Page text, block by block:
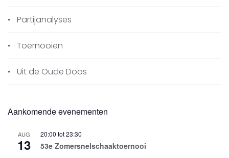
Partijanalyses
Toernooien
Uit de Oude Doos
Aankomende evenementen
AUG
13
20:00 tot23:30
53e Zomersnelschaaktoernooi